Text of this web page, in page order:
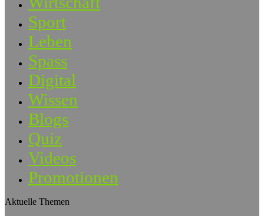
Sport
Leben
Spass
Digital
Wissen
Blogs
Quiz
Videos
Promotionen
Aktuelle Themen